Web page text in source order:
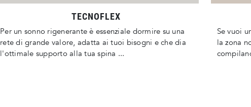
TECNOFLEX
Per un sonno rigenerante è essenziale dormire su una
rete di grande valore, adatta ai tuoi bisogni e che dia
l'ottimale supporto alla tua spina ...
Se vuoi
la zona